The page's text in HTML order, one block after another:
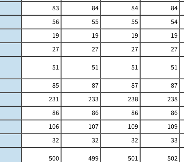
83 84 84 84
56 55 55 54
19 19 19 19
27 27 27 27
51 51 51 51
85 87 87 87
231 233 238 238
86 86 86 86
106 107 109 109
32 32 32 33
500 499 501 502